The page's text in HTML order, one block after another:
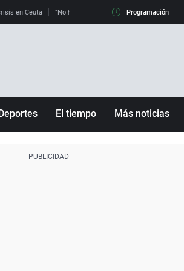
en Ceuta "No hay mafias, que no nos engañen":
Programación
El tiempo Más noticias